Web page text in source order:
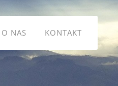
O NAS KONTAKT